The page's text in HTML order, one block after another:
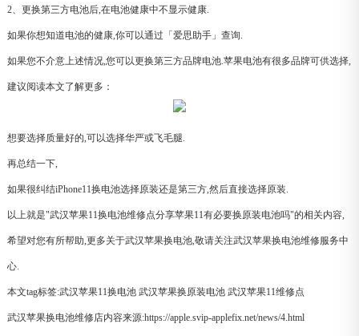
2、更换第三方电池后,在电池健康中不显示健康.
如果你想知道电池的健康,你可以通过「爱思助手」查询.
如果您不介意上述情况,您可以更换第三方品牌电池.苹果电池有很多品牌可供选择,
建议阅读本文了解更多：
想要选择质量好的,可以选择华严或飞毛腿.
再总结一下,
如果很纠结iPhone11换电池选择原装还是第三方,然后直接选择原装.
以上就是"武汉苹果11换电池维修点分享苹果11有必要换原装电池吗"的相关内容,
希望对您有所帮助,更多关于武汉苹果换电池,敬请关注武汉苹果换电池维修服务中
心.
本文tag标签:武汉苹果11换电池 武汉苹果换原装电池 武汉苹果11维修点
武汉苹果换电池维修店内容来源:https://apple.svip-applefix.net/news/4.html